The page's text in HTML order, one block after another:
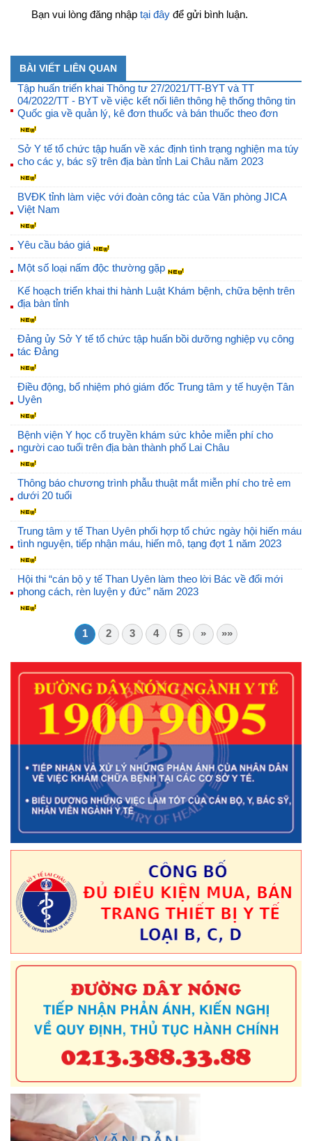
Bạn vui lòng đăng nhập tại đây để gửi bình luận.
BÀI VIẾT LIÊN QUAN
Tập huấn triển khai Thông tư 27/2021/TT-BYT và TT
04/2022/TT - BYT về việc kết nối liên thông hệ thống thông tin
Quốc gia về quản lý, kê đơn thuốc và bán thuốc theo đơn
Sở Y tế tổ chức tập huấn về xác định tình trạng nghiện ma túy
cho các y, bác sỹ trên địa bàn tỉnh Lai Châu năm 2023
BVĐK tỉnh làm việc với đoàn công tác của Văn phòng JICA
Việt Nam
Yêu cầu báo giá
Một số loại nấm độc thường gặp
Kế hoạch triển khai thi hành Luật Khám bệnh, chữa bệnh trên
địa bàn tỉnh
Đảng ủy Sở Y tế tổ chức tập huấn bồi dưỡng nghiệp vụ công
tác Đảng
Điều động, bổ nhiệm phó giám đốc Trung tâm y tế huyện Tân
Uyên
Bệnh viện Y học cổ truyền khám sức khỏe miễn phí cho
người cao tuổi trên địa bàn thành phố Lai Châu
Thông báo chương trình phẫu thuật mắt miễn phí cho trẻ em
dưới 20 tuổi
Trung tâm y tế Than Uyên phối hợp tổ chức ngày hội hiến máu
tình nguyện, tiếp nhận máu, hiến mô, tạng đợt 1 năm 2023
Hội thi “cán bộ y tế Than Uyên làm theo lời Bác về đổi mới
phong cách, rèn luyện y đức” năm 2023
1 2 3 4 5 » »»